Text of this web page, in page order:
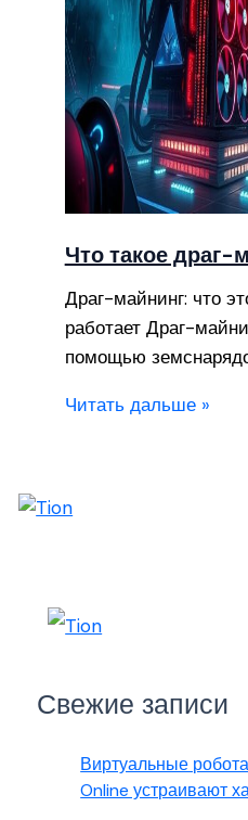
Что такое драг-
Драг-майнинг: что
работает Драг-
помощью
Читать дальше »
Свежие записи
Виртуальные
Online устраивают